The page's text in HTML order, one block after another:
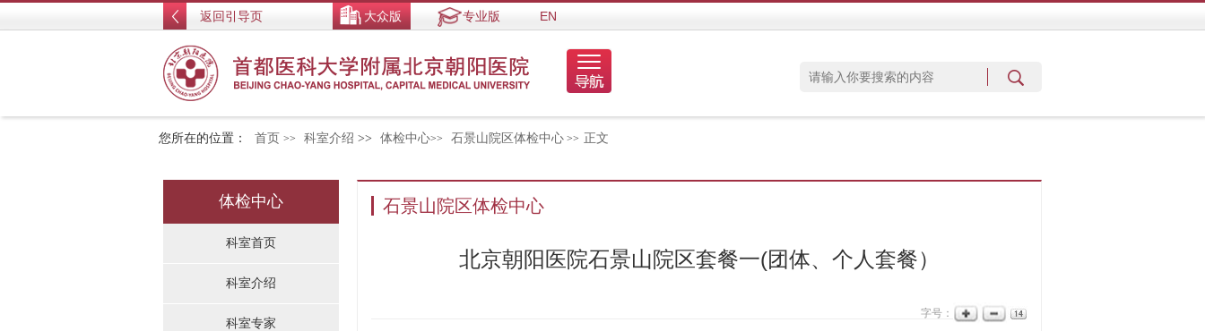
返回引导页 大众版 专业版 EN
您所在的位置： 首页 >> 科室介绍 >> 体检中心>> 石景山院区体检中心 >> 正文
体检中心
科室首页
科室介绍
科室专家
石景山院区体检中心
北京朝阳医院石景山院区套餐一(团体、个人套餐）
字号：